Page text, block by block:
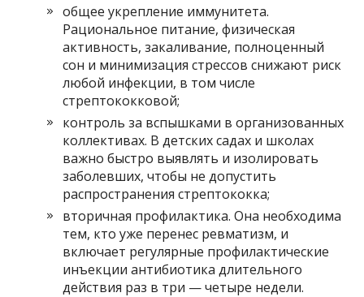
общее укрепление иммунитета.
Рациональное питание, физическая
активность, закаливание, полноценный
сон и минимизация стрессов снижают риск
любой инфекции, в том числе
стрептококковой;
контроль за вспышками в организованных
коллективах. В детских садах и школах
важно быстро выявлять и изолировать
заболевших, чтобы не допустить
распространения стрептококка;
вторичная профилактика. Она необходима
тем, кто уже перенес ревматизм, и
включает регулярные профилактические
инъекции антибиотика длительного
действия раз в три — четыре недели.